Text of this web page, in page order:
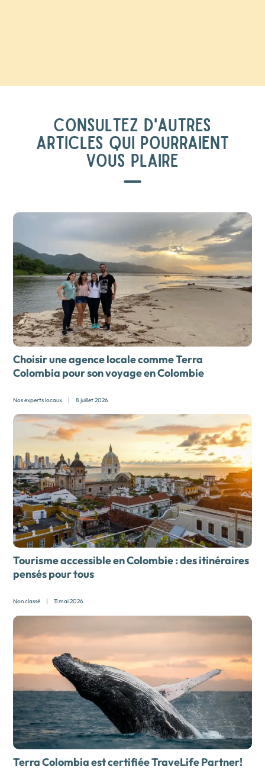
CONSULTEZ D'AUTRES
ARTICLES QUI POURRAIENT
VOUS PLAIRE
Choisir une agence locale comme Terra
Colombia pour sonvoyage en Colombie
Nos experts locaux | 8 juillet 2026
Tourisme accessible en Colombie : des itinéraires
pensés pour tous
Non classé | 11 mai 2026
Terra Colombia est certifiée TraveLife Partner!